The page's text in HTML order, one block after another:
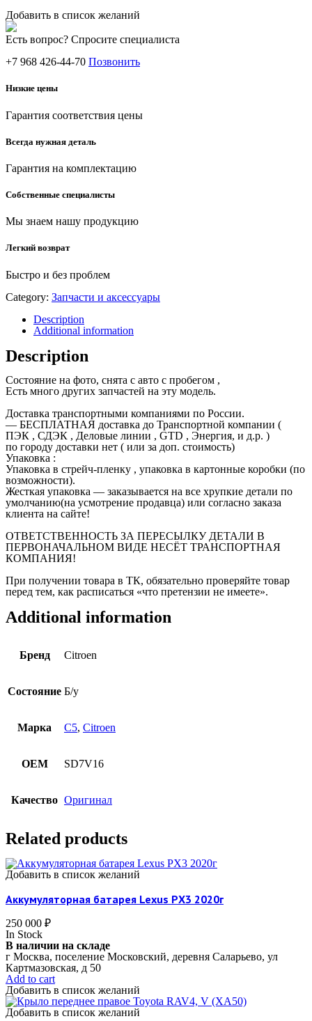
Добавить в список желаний
Есть вопрос? Спросите специалиста
+7 968 426-44-70 Позвонить
Низкие цены
Гарантия соответствия цены
Всегда нужная деталь
Гарантия на комплектацию
Собственные специалисты
Мы знаем нашу продукцию
Легкий возврат
Быстро и без проблем
Category: Запчасти и аксессуары
Description
Additional information
Description
Состояние на фото, снята с авто с пробегом ,
Есть много других запчастей на эту модель.
Доставка транспортными компаниями по России.
— БЕСПЛАТНАЯ доставка до Транспортной компании (
ПЭК , СДЭК , Деловые линии , GTD , Энергия, и д.р. )
по городу доставки нет ( или за доп. стоимость)
Упаковка :
Упаковка в стрейч-пленку , упаковка в картонные коробки (по
возможности).
Жесткая упаковка — заказывается на все хрупкие детали по
умолчанию(на усмотрение продавца) или согласно заказа
клиента на сайте!
ОТВЕТСТВЕННОСТЬ ЗА ПЕРЕСЫЛКУ ДЕТАЛИ В
ПЕРВОНАЧАЛЬНОМ ВИДЕ НЕСЁТ ТРАНСПОРТНАЯ
КОМПАНИЯ!
При получении товара в ТК, обязательно проверяйте товар
перед тем, как расписаться «что претензии не имеете».
Additional information
Бренд Citroen
Состояние Б/у
Марка C5, Citroen
OEM SD7V16
Качество Оригинал
Related products
Добавить в список желаний
Аккумуляторная батарея Lexus РX3 2020г
250 000 ₽
In Stock
В наличии на складе
г Москва, поселение Московский, деревня Саларьево, ул
Картмазовская, д 50
Add to cart
Добавить в список желаний
Добавить в список желаний